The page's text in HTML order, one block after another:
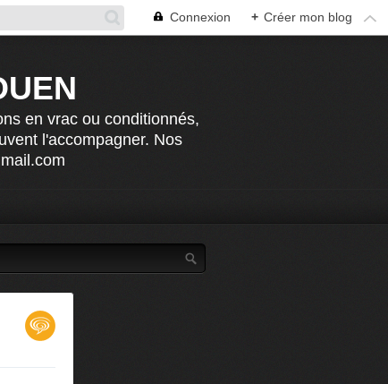
Connexion + Créer mon blog
en vrac ou conditionnés,
l'accompagner. Nos